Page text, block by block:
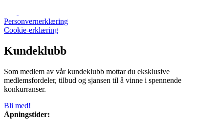
Personvernerklæring
Cookie-erklæring
Kundeklubb
Som medlem av vår kundeklubb mottar du eksklusive
medlemsfordeler, tilbud og sjansen til å vinne i spennende
konkurranser.
Bli med!
Åpningstider: